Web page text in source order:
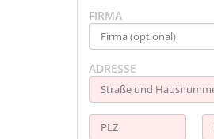
FIRMA
ADRESSE